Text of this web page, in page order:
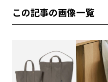
この記事の画像一覧